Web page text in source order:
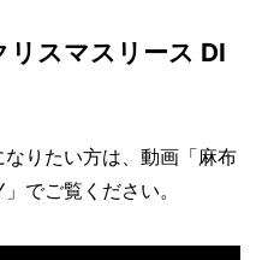
リスマスリース DI
りたい方は、動画「麻布
でご覧ください。